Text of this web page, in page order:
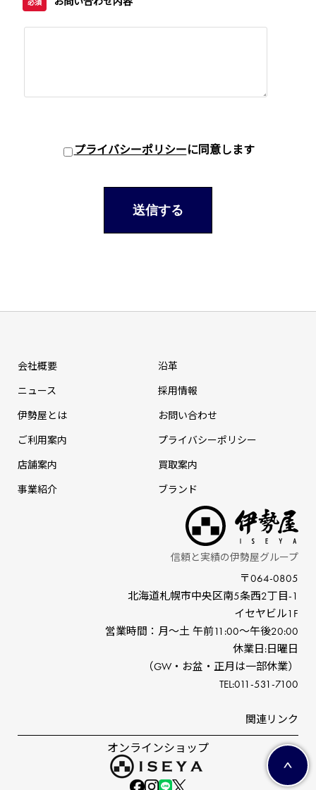
必須
プライバシーポリシーに同意します
会社概要
ニュース
伊勢屋とは
ご利用案内
店舗案内
事業紹介
沿革
採⽤情報
お問い合わせ
プライバシーポリシー
買取案内
ブランド
信頼と実績の伊勢屋グループ
〒064-0805
北海道札幌市中央区南5条⻄2丁⽬-1
イセヤビル1F
営業時間：⽉〜⼟ 午前11:00〜午後20:00
休業⽇:⽇曜⽇
（GW‧お盆‧正⽉は⼀部休業）
TEL:011-531-7100
関連リンク
オンラインショップ